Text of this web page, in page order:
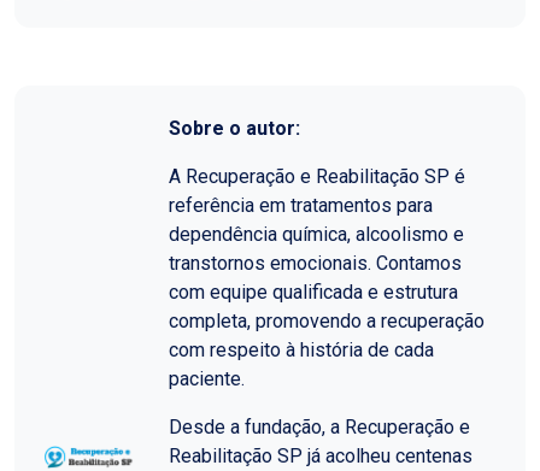
Sobre o autor:
A Recuperação e Reabilitação SP é
referência em tratamentos para
dependência química, alcoolismo e
transtornos emocionais. Contamos
com equipe qualificada e estrutura
completa, promovendo a recuperação
com respeito à história de cada
paciente.
Desde a fundação, a Recuperação e
Reabilitação SP já acolheu centenas